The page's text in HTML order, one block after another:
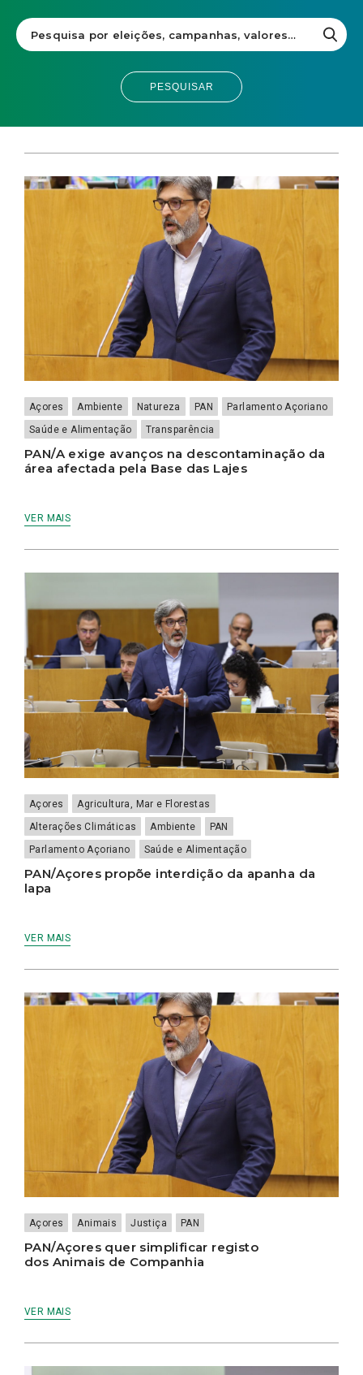
PESQUISAR
Açores Ambiente Natureza PAN
Parlamento Açoriano
Saúde e Alimentação
Transparência
PAN/A exige avanços na descontaminação da
área afectada pela Base das Lajes
VER MAIS
Açores
Agricultura, Mar e Florestas
Alterações Climáticas
Ambiente
PAN
Parlamento Açoriano
Saúde e Alimentação
PAN/Açores propõe interdição da apanha da
lapa
VER MAIS
Açores Animais Justiça PAN
PAN/Açores quer simplificar registo
dos Animais de Companhia
VER MAIS